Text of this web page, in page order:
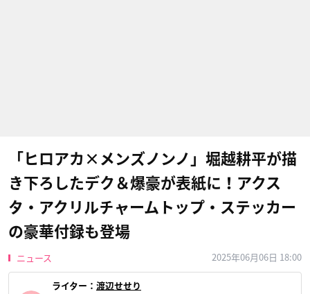
「ヒロアカ×メンズノンノ」堀越耕平が描
き下ろしたデク＆爆豪が表紙に！アクス
タ・アクリルチャームトップ・ステッカー
の豪華付録も登場
ニュース 2025年06月06日 18:00
ライター： 渡辺せせり